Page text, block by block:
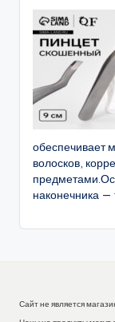
обеспечивает
волосков,
наконечника —
Сайт не является